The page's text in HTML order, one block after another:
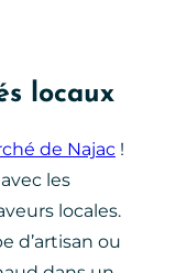
locaux
de Najac !
les
locales.
d’artisan ou